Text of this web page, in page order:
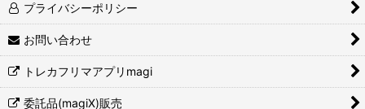
プライバシーポリシー
お問い合わせ
トレカフリマアプリmagi
委託品(magiX)販売